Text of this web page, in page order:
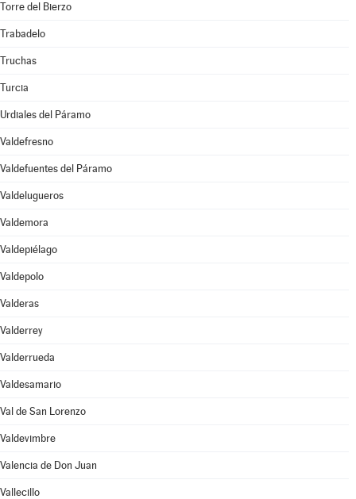
Torre del Bierzo
Trabadelo
Truchas
Turcia
Urdiales del Páramo
Valdefresno
Valdefuentes del Páramo
Valdelugueros
Valdemora
Valdepiélago
Valdepolo
Valderas
Valderrey
Valderrueda
Valdesamario
Val de San Lorenzo
Valdevimbre
Valencia de Don Juan
Vallecillo